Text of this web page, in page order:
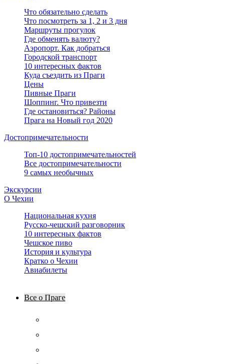
Что обязательно сделать
Что посмотреть за 1, 2 и 3 дня
Маршруты прогулок
Где обменять валюту?
Аэропорт. Как добраться
Городской транспорт
10 интересных фактов
Куда съездить из Праги
Цены
Пивные Праги
Шоппинг. Что привезти
Где остановиться? Районы
Прага на Новый год 2020
Достопримечательности
Топ-10 достопримечательностей
Все достопримечательности
9 самых необычных
Экскурсии
О Чехии
Национальная кухня
Русско-чешский разговорник
10 интересных фактов
Чешское пиво
История и культура
Кратко о Чехии
Авиабилеты
Все о Праге